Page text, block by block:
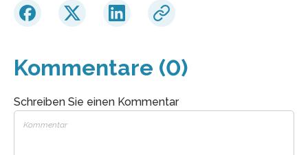
Kommentare (0)
Schreiben Sie einen Kommentar